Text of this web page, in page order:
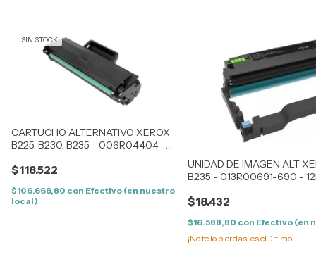
SIN STOCK
CARTUCHO ALTERNATIVO XEROX
B225, B230, B235 - 006R04404 -
$118.522
$106.669,80 con Efectivo (en nuestro
local)
UNIDAD DE IMAGEN ALT
B235 - 013R00691-690 -
$18.432
$16.588,80 con Efectivo (en
¡No te lo pierdas, es el último!